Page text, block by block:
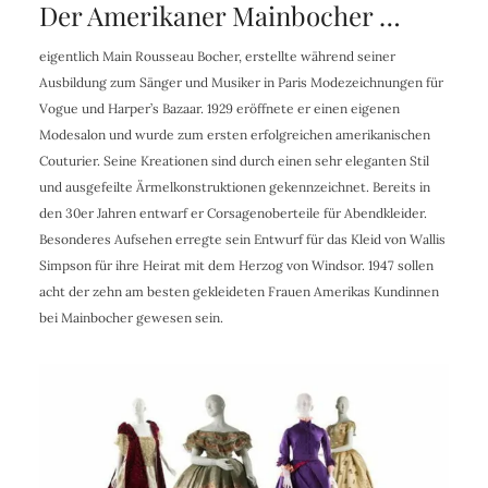
Der Amerikaner Mainbocher …
eigentlich Main Rousseau Bocher, erstellte während seiner
Ausbildung zum Sänger und Musiker in Paris Modezeichnungen für
Vogue und Harper’s Bazaar. 1929 eröffnete er einen eigenen
Modesalon und wurde zum ersten erfolgreichen amerikanischen
Couturier. Seine Kreationen sind durch einen sehr eleganten Stil
und ausgefeilte Ärmelkonstruktionen gekennzeichnet. Bereits in
den 30er Jahren entwarf er Corsagenoberteile für Abendkleider.
Besonderes Aufsehen erregte sein Entwurf für das Kleid von Wallis
Simpson für ihre Heirat mit dem Herzog von Windsor. 1947 sollen
acht der zehn am besten gekleideten Frauen Amerikas Kundinnen
bei Mainbocher gewesen sein.